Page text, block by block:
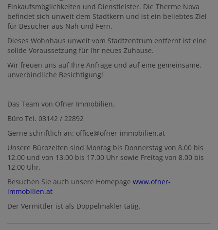
Einkaufsmöglichkeiten und Dienstleister. Die Therme Nova
befindet sich unweit dem Stadtkern und ist ein beliebtes Ziel
für Besucher aus Nah und Fern.
Dieses Wohnhaus unweit vom Stadtzentrum entfernt ist eine
solide Voraussetzung für Ihr neues Zuhause.
Wir freuen uns auf Ihre Anfrage und auf eine gemeinsame,
unverbindliche Besichtigung!
Das Team von Ofner Immobilien.
Büro Tel. 03142 / 22892
Gerne schriftlich an: office@ofner-immobilien.at
Unsere Bürozeiten sind Montag bis Donnerstag von 8.00 bis
12.00 und von 13.00 bis 17.00 Uhr sowie Freitag von 8.00 bis
12.00 Uhr.
Besuchen Sie auch unsere Homepage www.ofner-
immobilien.at
Der Vermittler ist als Doppelmakler tätig.